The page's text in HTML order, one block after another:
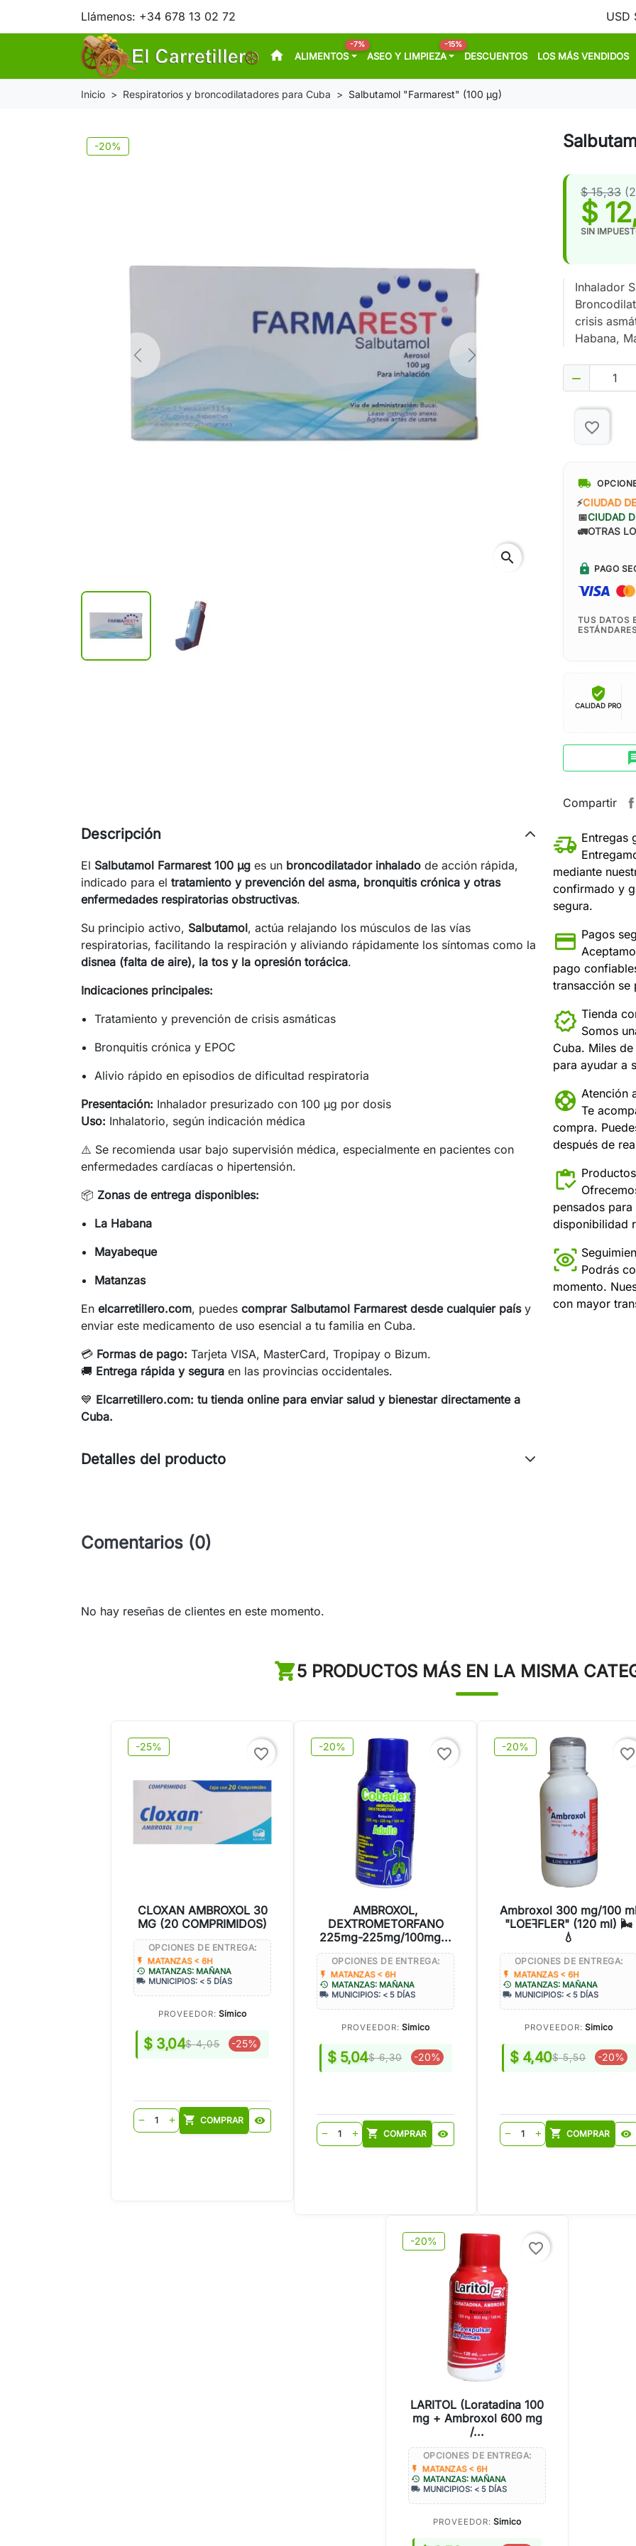
Llámenos: +34 678 13 02 72
home ALIMENTOS
-7%
ASEO Y LIMPIEZA
-15%
DESCUENTOS LOS MÁS VENDIDOS
Inicio Respiratorios y broncodilatadores para Cuba Salbutamol "Farmarest" (100 µg)
-20%
Previous Next
search
$ 15,33
$
SIN
Inhalador
crisis
Habana,

favorite_border
local_shipping
⚡CIUDAD
📅CIUDAD
🚛OTRAS
lock PAGO
TUS DATOS
verified_user
CALIDAD PRO
Compartir
Entregas
mediante
confirmado y
segura.
Pagos
pago
transacción se
Tienda
Somos
Cuba. Miles
para ayudar a
Atención
Te
compra.
después de
pensados
disponibilidad
Podrás
momento.
con mayor
Descripción
El Salbutamol Farmarest 100 µg es un broncodilatador inhalado de acción rápida,
indicado para el tratamiento y prevención del asma, bronquitis crónica y otras
enfermedades respiratorias obstructivas.
Su principio activo, Salbutamol, actúa relajando los músculos de las vías
respiratorias, facilitando la respiración y aliviando rápidamente los síntomas como la
disnea (falta de aire), la tos y la opresión torácica.
Indicaciones principales:
Tratamiento y prevención de crisis asmáticas
Bronquitis crónica y EPOC
Alivio rápido en episodios de dificultad respiratoria
Presentación: Inhalador presurizado con 100 µg por dosis
Uso: Inhalatorio, según indicación médica
⚠️ Se recomienda usar bajo supervisión médica, especialmente en pacientes con
enfermedades cardíacas o hipertensión.
📦 Zonas de entrega disponibles:
La Habana
Mayabeque
Matanzas
En elcarretillero.com, puedes comprar Salbutamol Farmarest desde cualquier paísy
enviar este medicamento de uso esencial a tu familia en Cuba.
💳 Formas de pago: Tarjeta VISA, MasterCard, Tropipay o Bizum.
🚚 Entrega rápida y segura en las provincias occidentales.
💙 Elcarretillero.com: tu tienda online para enviar salud y bienestar directamente a
Cuba.
Detalles del producto
Comentarios (0)
No hay reseñas de clientes en este momento.
5 PRODUCTOS MÁS EN LA MISMA
-25% favorite_border
CLOXAN AMBROXOL 30
MG (20 COMPRIMIDOS)
OPCIONES DE ENTREGA:
flash_on MATANZAS < 6H
history MATANZAS: MAÑANA
local_shipping MUNICIPIOS: < 5 DÍAS
PROVEEDOR: Simico
$ 3,04$ 4,05 -25%
remove add shopping_cart COMPRAR visibility
-20% favorite_border
AMBROXOL,
DEXTROMETORFANO
225mg-225mg/100mg...
OPCIONES DE ENTREGA:
flash_on MATANZAS < 6H
history MATANZAS: MAÑANA
local_shipping MUNICIPIOS: < 5 DÍAS
PROVEEDOR: Simico
$ 5,04$ 6,30 -20%
remove add shopping_cart COMPRAR visibility
-20% favorite_border
Ambroxol 300 mg/100
"LOEꟻFLER" (120 ml) 🌬️
💧
OPCIONES DE ENTREGA:
flash_on MATANZAS < 6H
history MATANZAS: MAÑANA
local_shipping MUNICIPIOS: < 5 DÍAS
PROVEEDOR: Simico
$ 4,40$ 5,50 -20%
remove add shopping_cart COMPRAR visibility
-20% favorite_border
LARITOL (Loratadina 100
mg + Ambroxol 600 mg
/...
OPCIONES DE ENTREGA:
flash_on MATANZAS < 6H
history MATANZAS: MAÑANA
local_shipping MUNICIPIOS: < 5 DÍAS
PROVEEDOR: Simico